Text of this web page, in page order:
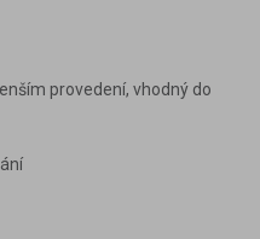
provedení, vhodný do